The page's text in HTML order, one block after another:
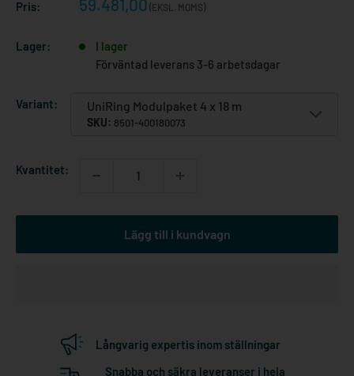
Pris: 59.481,00 (EKSL. MOMS)
Lager:
I lager
Förväntad leverans 3-6 arbetsdagar
Variant: UniRing Modulpaket 4 x 18 m
SKU: 8501-400180073
Kvantitet:
Lägg till i kundvagn
Långvarig expertis inom ställningar
Snabba och säkra leveranser i hela